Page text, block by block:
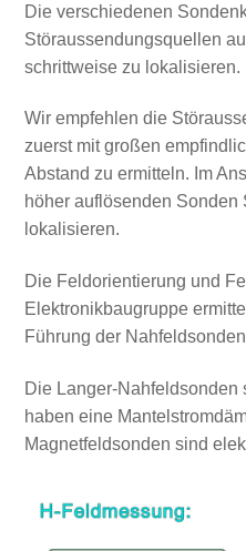
Die verschiedenen
Störaussendungsquellen
schrittweise zu lokalisieren.
Wir empfehlen die
zuerst mit großen
Abstand zu ermitteln. Im
höher auflösenden Sonden
lokalisieren.
Die Feldorientierung und
Elektronikbaugruppe
Führung der
Die Langer-
haben eine
Magnetfeldsonden sind